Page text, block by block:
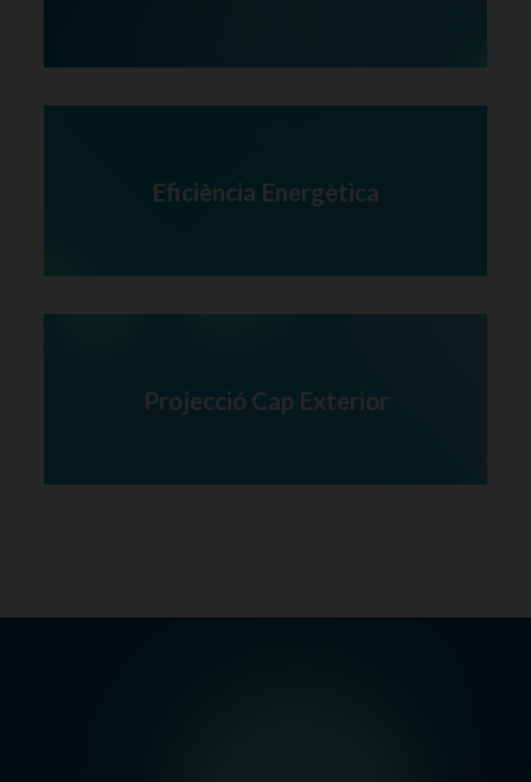
Eficiència Energètica
Projecció Cap Exterior